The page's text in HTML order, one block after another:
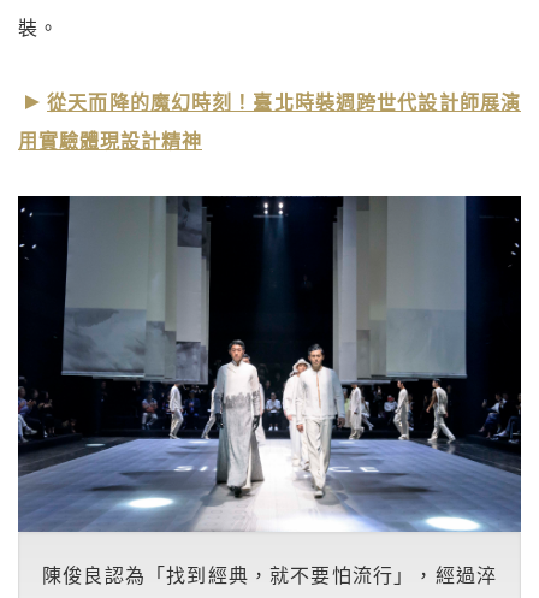
裝。
從天而降的魔幻時刻！臺北時裝週跨世代設計師展演
用實驗體現設計精神
陳俊良認為「找到經典，就不要怕流行」，經過淬